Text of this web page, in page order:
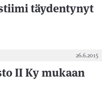
täydentynyt
26.6.2015
II Ky mukaan